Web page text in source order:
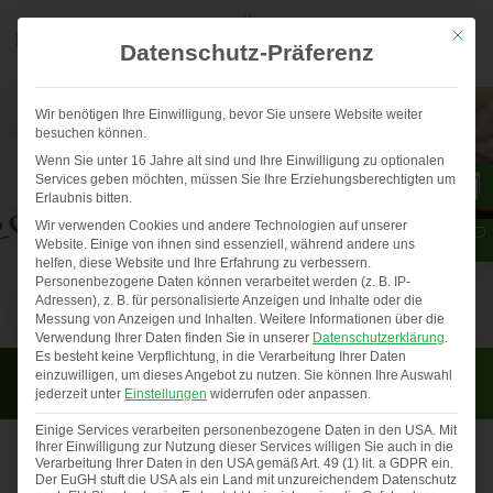
Aktuelles
Gewinner Fotowettbewerb 2025
Mit
Datenschutz-Präferenz
Wir benötigen Ihre Einwilligung, bevor Sie unsere Website weiter
besuchen können.
Wenn Sie unter 16 Jahre alt sind und Ihre Einwilligung zu optionalen
Services geben möchten, müssen Sie Ihre Erziehungsberechtigten um
Erlaubnis bitten.
Wir verwenden Cookies und andere Technologien auf unserer
Website. Einige von ihnen sind essenziell, während andere uns
helfen, diese Website und Ihre Erfahrung zu verbessern.
Personenbezogene Daten können verarbeitet werden (z. B. IP-
Adressen), z. B. für personalisierte Anzeigen und Inhalte oder die
Messung von Anzeigen und Inhalten. Weitere Informationen über die
Verwendung Ihrer Daten finden Sie in unserer Datenschutzerklärung.
Es besteht keine Verpflichtung, in die Verarbeitung Ihrer Daten
einzuwilligen, um dieses Angebot zu nutzen. Sie können Ihre Auswahl
jederzeit unter Einstellungen widerrufen oder anpassen.
Einige Services verarbeiten personenbezogene Daten in den USA. Mit
Ihrer Einwilligung zur Nutzung dieser Services willigen Sie auch in die
Verarbeitung Ihrer Daten in den USA gemäß Art. 49 (1) lit. a GDPR ein.
Der EuGH stuft die USA als ein Land mit unzureichendem Datenschutz